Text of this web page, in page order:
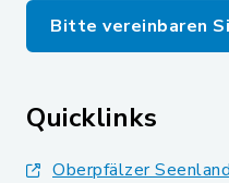
Bitte vereinbaren
Quicklinks
Oberpfälzer Seenland